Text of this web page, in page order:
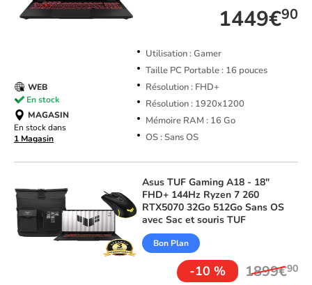
1449€90
Utilisation : Gamer
Taille PC Portable : 16 pouces
Résolution : FHD+
Résolution : 1920x1200
Mémoire RAM : 16 Go
OS : Sans OS
WEB
En stock
MAGASIN
En stock dans
1 Magasin
Asus TUF Gaming A18 - 18"
FHD+ 144Hz Ryzen 7 260
RTX5070 32Go 512Go Sans OS
avec Sac et souris TUF
Bon Plan
-10 % 1899€90